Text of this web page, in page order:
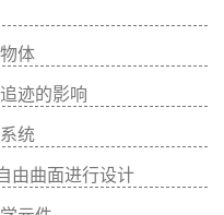
体
迹的影响
统
由曲面进行设计